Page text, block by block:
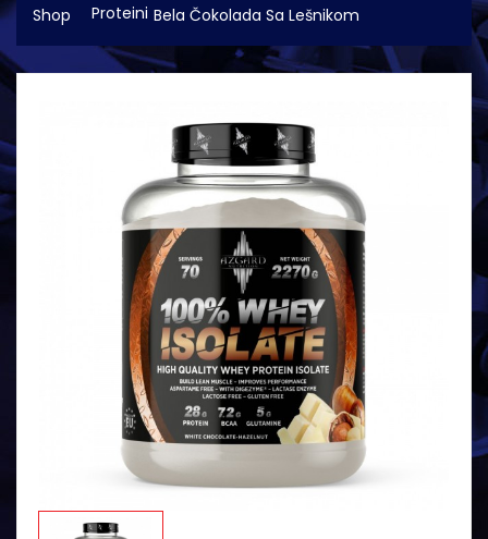
Shop
Proteini Bela Čokolada Sa Lešnikom